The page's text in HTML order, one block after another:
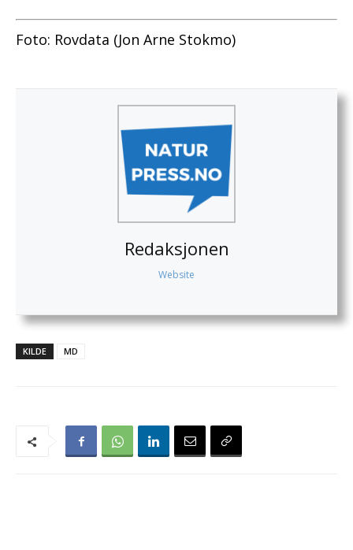
Foto: Rovdata (Jon Arne Stokmo)
Redaksjonen
Website
KILDE MD